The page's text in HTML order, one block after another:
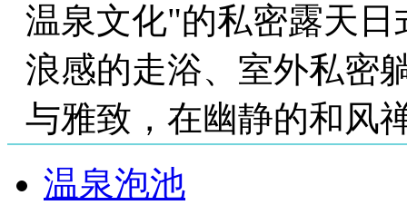
温泉文化"的私密露天
浪感的走浴、室外私密
与雅致，在幽静的和风
温泉泡池